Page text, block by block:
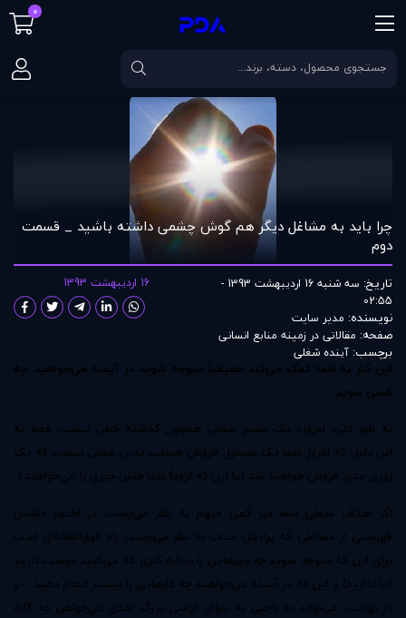
صفحه اصلی مقالات چرا بايد به مشاغل دیگر هم گوش چشمی داشته باشيد
چرا بايد به مشاغل دیگر هم گوش چشمی داشته باشيد _ قسمت
دوم
تاریخ:
سه شنبه 16 اردیبهشت 1393 -
02:55
نویسنده: مدير سايت
صفحه: مقالاتی در زمينه منابع انسانی
برچسب: آینده شغلی
16 اردیبهشت 1393
این کار به شما کمک می‌کند حقیقتاً متوجه شوید در آینده می‌خواهید چه
کسی شوید
به طور کلی، امروزه یک مسیر شغلی همچون گذشته خطی نیست. فقط به
این دلیل که امروز شما یک مسئول فروش هستید بدین معنی نیست که یک
روزی مدیر فروش خواهید شد (یا این که لزوماً شما چنین چیزی را می‌خواهید.)
اگر اهداف شغلی شما نیز کمی مبهم به نظر می‌رسند، در اختیار داشتن
فهرستی از مشاغلی که برایتان جذاب به نظر می‌رسند، راه فوق‌العاده‌ای است
برای این که متوجه شوید چه چیزهایی را درباره کاری که می‌کنید دوست دارید
(یا ندارید) و این که در آینده می‌خواهید چه کارهایی را بیشتر انجام دهید – و
در نهایت، می‌تواند به راحتی به سؤال «وقتی بزرگ شدی می‌خواهی چه کاره
0